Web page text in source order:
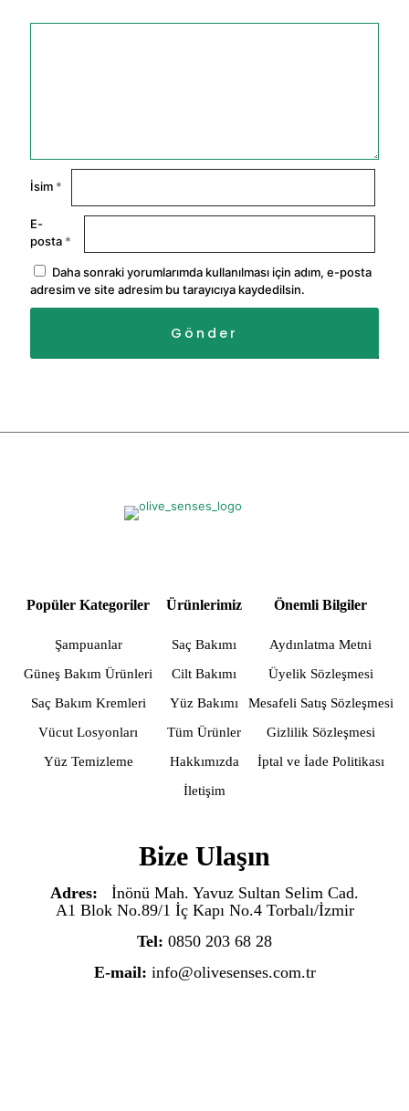
İsim *
E-
posta *
Daha sonraki yorumlarımda kullanılması için adım, e-posta
adresim ve site adresim bu tarayıcıya kaydedilsin.
Popüler Kategoriler
Şampuanlar
Güneş Bakım Ürünleri
Saç Bakım Kremleri
Vücut Losyonları
Yüz Temizleme
Ürünlerimiz
Saç Bakımı
Cilt Bakımı
Yüz Bakımı
Tüm Ürünler
Hakkımızda
İletişim
Önemli Bilgiler
Aydınlatma Metni
Üyelik Sözleşmesi
Mesafeli Satış Sözleşmesi
Gizlilik Sözleşmesi
İptal ve İade Politikası
Bize Ulaşın
Adres: İnönü Mah. Yavuz Sultan Selim Cad.
A1 Blok No.89/1 İç Kapı No.4 Torbalı/İzmir
Tel: 0850 203 68 28
E-mail: info@olivesenses.com.tr